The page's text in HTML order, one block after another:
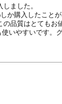
ました。
か購入したこと
の品質はとてもお
いやすいです。